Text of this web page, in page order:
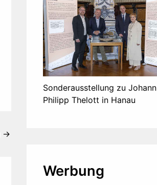
→
Sonderausstellung zu Johann
Philipp Thelott in Hanau
Werbung